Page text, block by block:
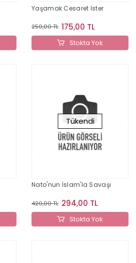
Yaşamak Cesaret İster
250,00 TL 175,00 TL
Stokta Yok
Tükendi
Nato'nun İslam'la Savaşı
420,00 TL 294,00 TL
Stokta Yok